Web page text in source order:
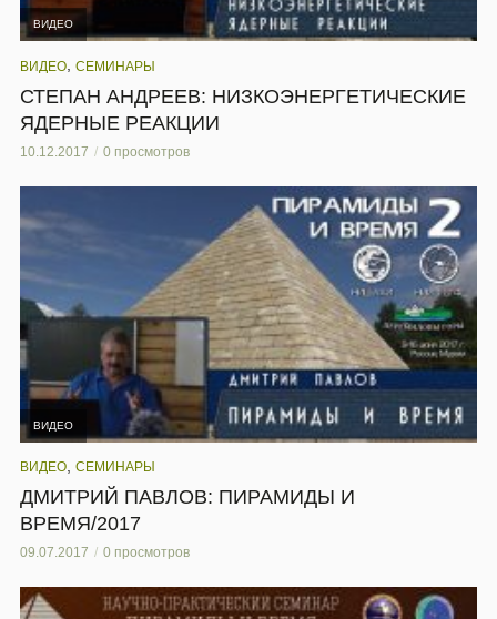
ВИДЕО
ВИДЕО, СЕМИНАРЫ
СТЕПАН АНДРЕЕВ: НИЗКОЭНЕРГЕТИЧЕСКИЕ
ЯДЕРНЫЕ РЕАКЦИИ
10.12.2017 0 просмотров
ВИДЕО
ВИДЕО СЕМИНАРЫ
ДМИТРИЙ ПАВЛОВ: ПИРАМИДЫ И
ВРЕМЯ/2017
09.07.2017 0 просмотров